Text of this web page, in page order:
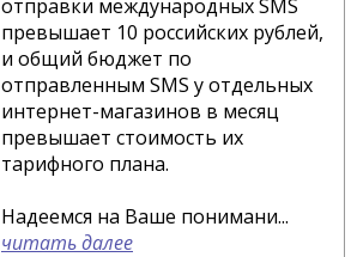
отправки международных SMS
превышает 10 российских рублей,
и общий бюджет по
отправленным SMS у отдельных
интернет-магазинов в месяц
превышает стоимость их
тарифного плана.
Надеемся на Ваше понимани...
читать далее